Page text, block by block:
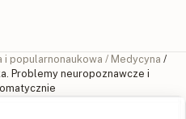
i popularnonaukowa / Medycyna /
Problemy neuropoznawcze i